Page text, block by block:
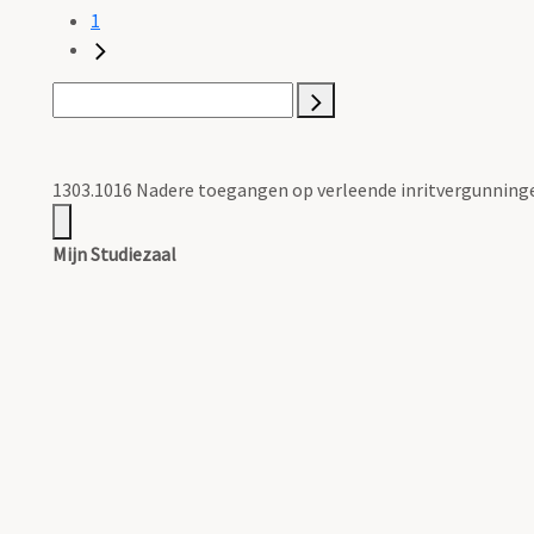
1
1303.1016 Nadere toegangen op verleende
Mijn Studiezaal